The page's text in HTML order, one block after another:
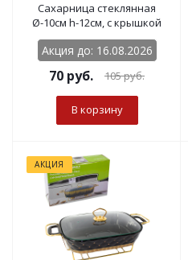
Сахарница стеклянная
Ø-10см h-12см, с крышкой
Акция до: 16.08.2026
70 руб. 105руб.
В корзину
АКЦИЯ